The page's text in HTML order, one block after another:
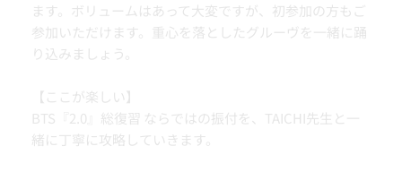
ます。ボリュームはあって大変ですが、初参加の方もご
参加いただけます。重心を落としたグルーヴを一緒に踊
り込みましょう。
【ここが楽しい】
BTS『2.0』総復習 ならではの振付を、TAICHI先生と一
緒に丁寧に攻略していきます。